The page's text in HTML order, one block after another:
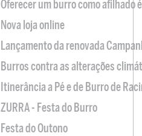
Oferecer um burro como afilhado
Nova loja online
Lançamento da renovada
Burros contra as alterações
Itinerância a Pé e de Burro de
ZURRA - Festa do Burro
Festa do Outono